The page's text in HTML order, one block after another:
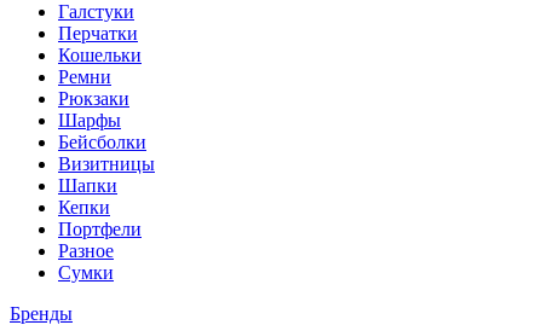
Галстуки
Перчатки
Кошельки
Ремни
Рюкзаки
Шарфы
Бейсболки
Визитницы
Шапки
Кепки
Портфели
Разное
Сумки
Бренды